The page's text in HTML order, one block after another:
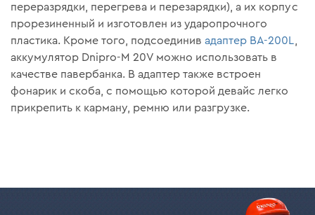
переразрядки, перегрева и перезарядки), а их корпус
прорезиненный и изготовлен из ударопрочного
пластика. Кроме того, подсоединивадаптер BA-200L
аккумулятор Dnipro-M 20V можно использовать в
качестве павербанка. В адаптер также встроен
фонарик и скоба, с помощью которой девайс легко
прикрепить к карману, ремню или разгрузке.